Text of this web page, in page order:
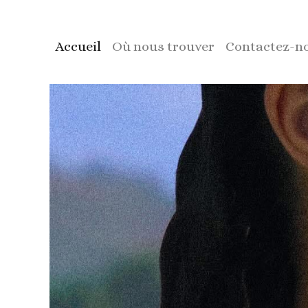
Accueil Où nous trouver Contactez-